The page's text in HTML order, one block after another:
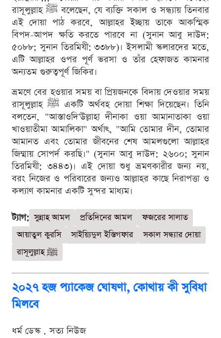
রাসূলুল্লাহ ﷺ বলেছেন, যে ব্যক্তি সকাল ও সন্ধ্যায় তিনবার
এই দোয়া পাঠ করবে, আল্লাহর ইচ্ছায় তাকে আকস্মিক
বিপদ-আপদ ক্ষতি করতে পারবে না (সুনান আবু দাউদ:
৫০৮৮; সুনান তিরমিযী: ৩৩৮৮)। ইসলামী স্কলারদের মতে,
এটি আল্লাহর ওপর পূর্ণ ভরসা ও তাঁর হেফাজত কামনার
অন্যতম গুরুত্বপূর্ণ জিকির।
ভ্রমণে বের হওয়ার সময় বা প্রিয়জনকে বিদায় দেওয়ার সময়
রাসূলুল্লাহ ﷺ একটি অর্থবহ দোয়া শিক্ষা দিয়েছেন। তিনি
বলতেন, "আস্তাওদি'উল্লাহা দীনাকা ওয়া আমানাতাকা ওয়া
খাওয়াতীমা আমালিকা" অর্থাৎ, "আমি তোমার দীন, তোমার
আমানত এবং তোমার জীবনের শেষ আমলগুলো আল্লাহর
জিম্মায় সোপর্দ করছি।" (সুনান আবু দাউদ: ২৬০০; সুনান
তিরমিযী: ৩৪৪৩)। এই দোয়া শুধু ভ্রমণকারীর জন্য নয়,
বরং নিজের ও পরিবারের জন্যও আল্লাহর কাছে নিরাপত্তা ও
কল্যাণ কামনার একটি সুন্দর মাধ্যম।
ট্যাগ: সুন্নাহ আমল প্রতিদিনের আমল
ফজরের সালাত
আয়াতুল কুরসি
সাইয়্যিদুল ইস্তিগফার
সকাল সন্ধ্যার দোয়া
রাসূলুল্লাহ ﷺ
২০২৭ হজ প্যাকেজ ঘোষণা, কোথায় কী সুবিধা
মিলবে
ধর্ম ডেস্ক . সত্য নিউজ